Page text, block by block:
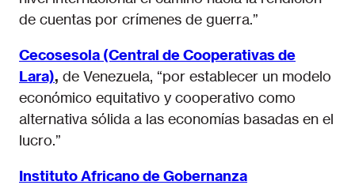
de cuentas por crímenes de guerra.”
Cecosesola (Central de Cooperativas de
Lara), de Venezuela, “por establecer un modelo
económico equitativo y cooperativo como
alternativa sólida a las economías basadas en el
lucro.”
Instituto Africano de Gobernanza